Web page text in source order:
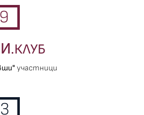
.КЛУБ
участници